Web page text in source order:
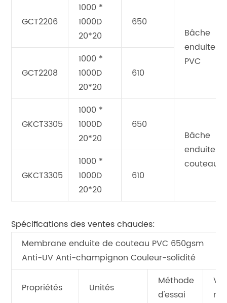
GCT2206
1000 *
1000D
20*20
650
Bâche
enduite
PVC
GCT2208
1000 *
1000D
20*20
610
GKCT3305
1000 *
1000D
20*20
650
Bâche
enduite
couteau
GKCT3305
1000 *
1000D
20*20
610
Spécifications des ventes chaudes:
Membrane enduite de couteau PVC 650gsm
Anti-UV Anti-champignon Couleur-solidité
Propriétés Unités
Méthode
d'essai